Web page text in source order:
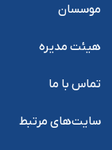
موسسان
هیئت مدیره
تماس با ما
سایت‌های مرتبط